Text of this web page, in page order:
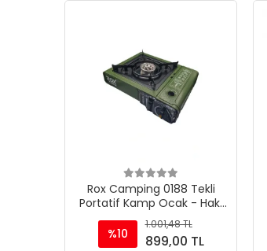
Rox Camping 0188 Tekli
Portatif Kamp Ocak - Haki
Yeşil, Rüzgarlıklı, Ekstra Gaz
Girişli
%10
1.001,48 TL
899,00 TL